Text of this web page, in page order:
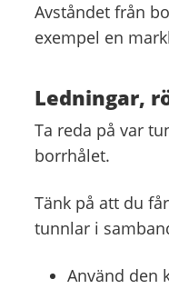
Avståndet från
exempel en
Ledningar,
Ta reda på var
borrhålet.
Tänk på att du
tunnlar i
Använd den